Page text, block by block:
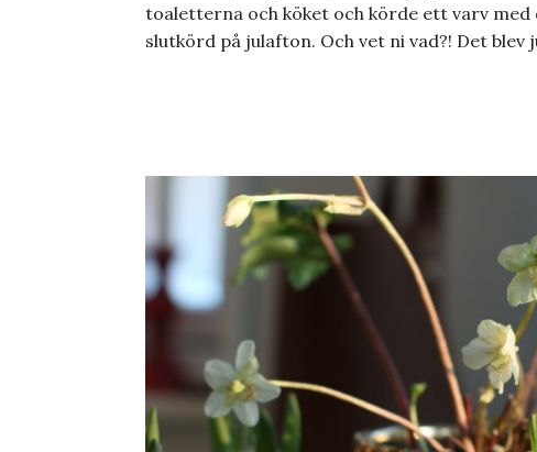
toaletterna och köket och körde ett varv
slutkörd på julafton. Och vet ni vad?! Det blev